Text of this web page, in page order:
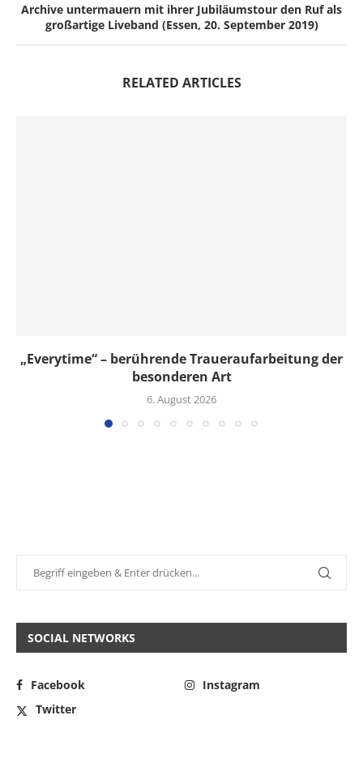
Archive untermauern mit ihrer Jubiläumstour den Ruf als
großartige Liveband (Essen, 20. September 2019)
RELATED ARTICLES
„Everytime“ – berührende Traueraufarbeitung der
besonderen Art
6. August 2026
SOCIAL NETWORKS
Facebook
Instagram
Twitter